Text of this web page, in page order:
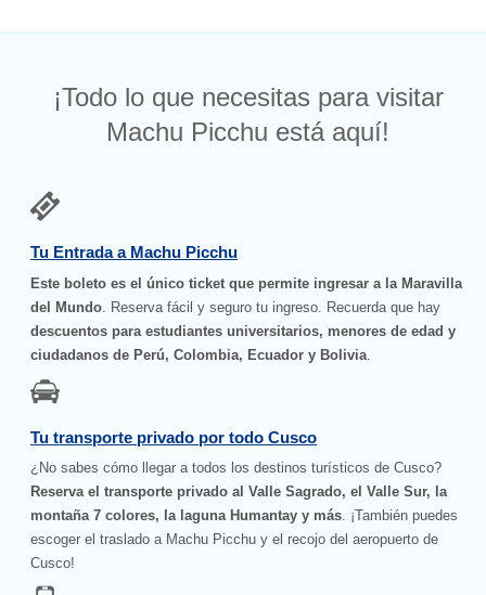
¡Todo lo que necesitas para visitar
Machu Picchu está aquí!
Tu Entrada a Machu Picchu
Este boleto es el único ticket que permite ingresar a la Maravilla
del Mundo . Reserva fácil y seguro tu ingreso. Recuerda que hay
descuentos para estudiantes universitarios, menores de edad y
ciudadanos de Perú, Colombia, Ecuador y Bolivia
Tu transporte privado por todo Cusco
¿No sabes cómo llegar a todos los destinos turísticos de Cusco?
Reserva el transporte privado al Valle Sagrado, el Valle Sur, la
montaña 7 colores, la laguna Humantay y más. ¡También puedes
escoger el traslado a Machu Picchu y el recojo del aeropuerto de
Cusco!